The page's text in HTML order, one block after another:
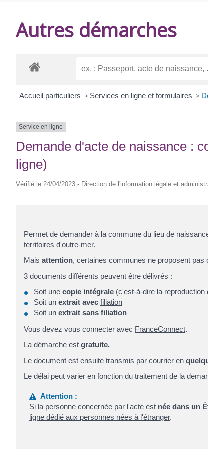
Autres démarches
Accueil particuliers > Services en ligne et formulaires >
Service en ligne
Demande d'acte de naissance :
ligne)
Vérifié le 24/04/2023 - Direction de l'information légale et
Permet de demander à la commune du lieu de
territoires d'outre-mer.
Mais attention, certaines communes ne proposent
3 documents différents peuvent être délivrés :
Soit une copie intégrale (c'est-à-dire la
Soit un extrait avec filiation
Soit un extrait sans filiation
Vous devez vous connecter avec FranceConnect.
La démarche est gratuite.
Le document est ensuite transmis par courrier en
Le délai peut varier en fonction du traitement de la
Attention :
Si la personne concernée par l'acte est née dans un
ligne dédié aux personnes nées à l'étranger.